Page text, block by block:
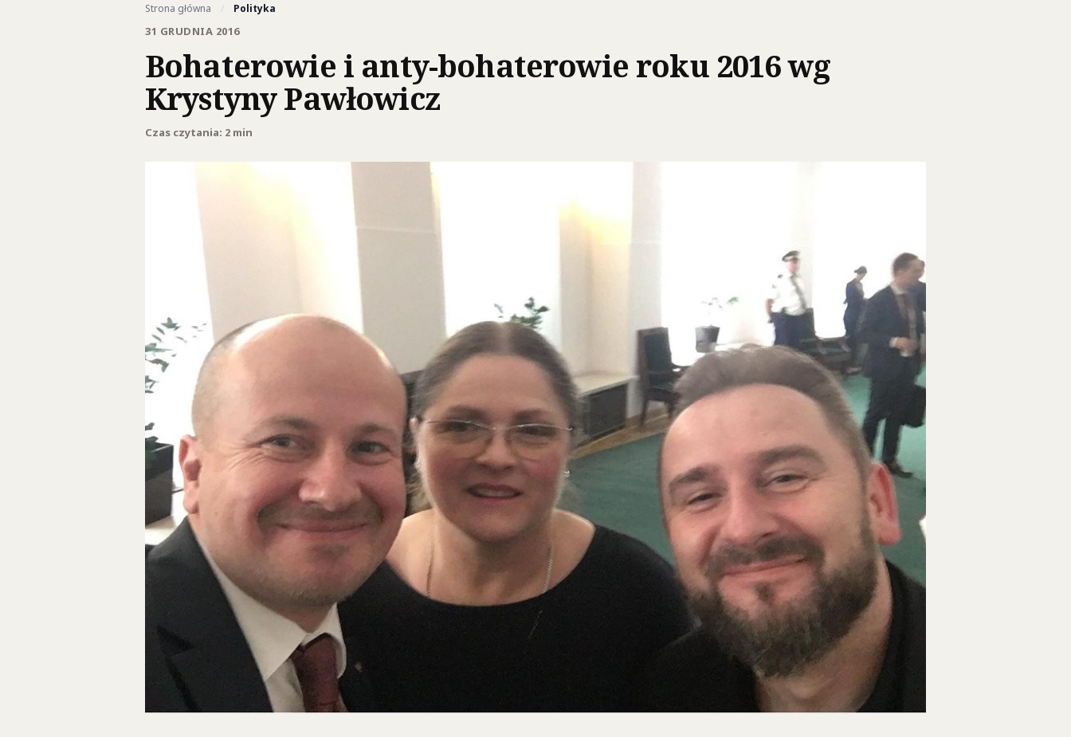
Strona główna / Polityka
31 GRUDNIA 2016
Bohaterowie i anty-bohaterowie roku 2016 wg
Krystyny Pawłowicz
Czas czytania: 2 min